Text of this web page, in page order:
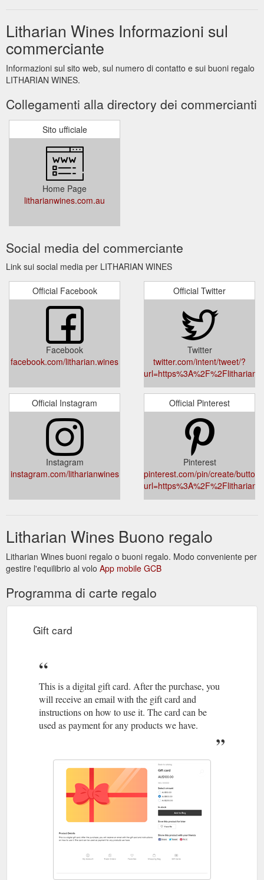
Litharian Wines Informazioni sul
commerciante
Informazioni sul sito web, sul numero di contatto e sui buoni regalo
LITHARIAN WINES.
Collegamenti alla directory dei commercianti
Sito ufficiale
Home Page
litharianwines.com.au
Social media del commerciante
Link sui social media per LITHARIAN WINES
Official Facebook
Facebook
facebook.com/litharian.wines
Official Twitter
Twitter
twitter.com/intent/tweet/?
Official Instagram
Instagram
instagram.com/litharianwines
Official Pinterest
Pinterest
pinterest.com/pin/create/
Litharian Wines Buono regalo
Litharian Wines buoni regalo o buoni regalo. Modo conveniente per
gestire l'equilibrio al volo App mobile GCB
Programma di carte regalo
Gift card
This is a digital gift card. After the purchase, you
will receive an email with the gift card and
instructions on how to use it. The card can be
used as payment for any products we have.